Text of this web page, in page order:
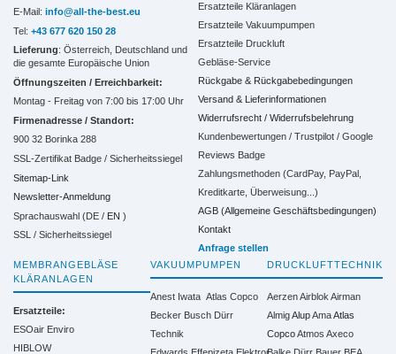
E-Mail: info@all-the-best.eu
Tel: +43 677 620 150 28
Lieferung: Österreich, Deutschland und
die gesamte Europäische Union
Öffnungszeiten / Erreichbarkeit:
Montag - Freitag von 7:00 bis 17:00 Uhr
Firmenadresse / Standort:
900 32 Borinka 288
SSL-Zertifikat Badge / Sicherheitssiegel
Sitemap-Link
Newsletter-Anmeldung
Sprachauswahl (DE / EN )
SSL / Sicherheitssiegel
Ersatzteile Kläranlagen
Ersatzteile Vakuumpumpen
Ersatzteile Druckluft
Gebläse-Service
Rückgabe & Rückgabebedingungen
Versand & Lieferinformationen
Widerrufsrecht / Widerrufsbelehrung
Kundenbewertungen / Trustpilot / Google
Reviews Badge
Zahlungsmethoden (CardPay, PayPal,
Kreditkarte, Überweisung...)
AGB (Allgemeine Geschäftsbedingungen)
Kontakt
Anfrage stellen
MEMBRANGEBLÄSE
KLÄRANLAGEN
Ersatzteile:
ESOair Enviro
HIBLOW
VAKUUMPUMPEN
Anest Iwata Atlas Copco
Becker Busch Dürr
Technik
DRUCKLUFTTECHNIK
AerzenAirblok Airman
Almig Alup Ama Atlas
Copco Atmos Axeco